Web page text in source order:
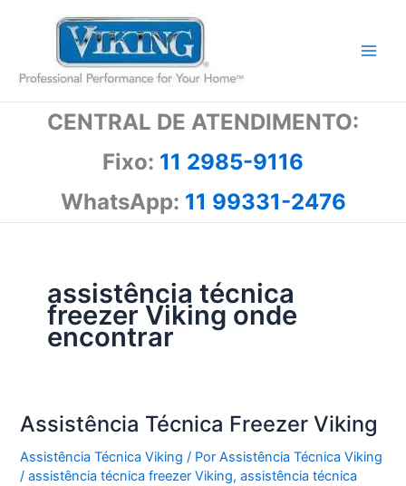
conteúdo
CENTRAL DE ATENDIMENTO:
Fixo: 11 2985-9116
WhatsApp: 11 99331-2476
assistência técnica
freezer Viking onde
encontrar
Assistência Técnica Freezer Viking
Assistência Técnica Viking / PorAssistência Técnica Viking
/assistência técnica freezer Viking,assistência técnica